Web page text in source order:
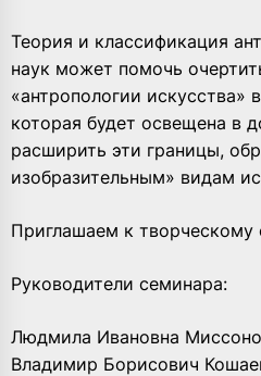
Теория и классификация
наук может помочь
«антропологии искусства»
которая будет освещена в
расширить эти границы,
изобразительным» видам
Приглашаем к
Руководители семинара:
Людмила Ивановна
Владимир Борисович